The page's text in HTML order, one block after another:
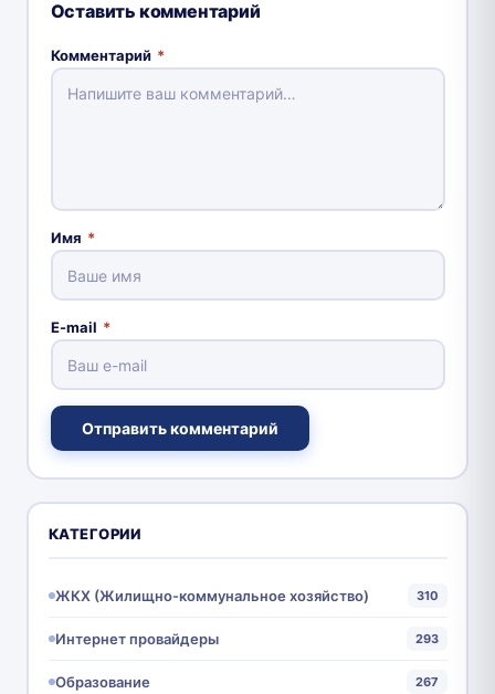
Оставить комментарий
Комментарий *
Имя *
E-mail *
Отправить комментарий
КАТЕГОРИИ
ЖКХ (Жилищно-коммунальное хозяйство) 310
Интернет провайдеры 293
Образование 267